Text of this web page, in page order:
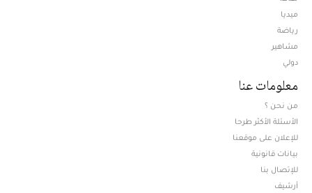
ميديا
رياضة
مشاهير
دولي
معلومات عنا
من نحن ؟
الأسئلة الأكثر طرحا
للإعلان على موقعنا
بيانات قانونية
للإتصال بنا
أرشيف